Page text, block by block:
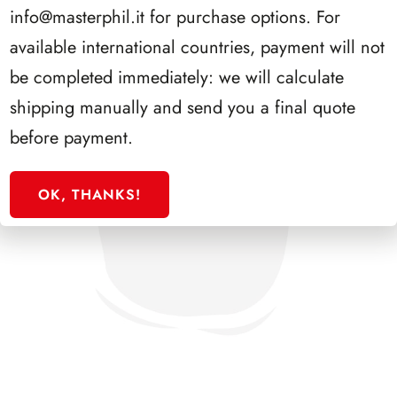
info@masterphil.it for purchase options. For
available international countries, payment will not
be completed immediately: we will calculate
shipping manually and send you a final quote
before payment.
OK, THANKS!